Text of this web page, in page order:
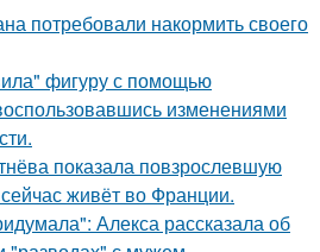
потребовали накормить своего
фигуру с помощью
изменениями
показала повзрослевшую
живёт во Франции.
Алекса рассказала об